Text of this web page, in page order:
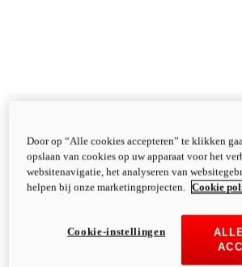
Door op “Alle cookies accepteren” te klikken
opslaan van cookies op uw apparaat voor het
websitenavigatie, het analyseren van
helpen bij onze marketingprojecten.
Cookie
Cookie-instellingen